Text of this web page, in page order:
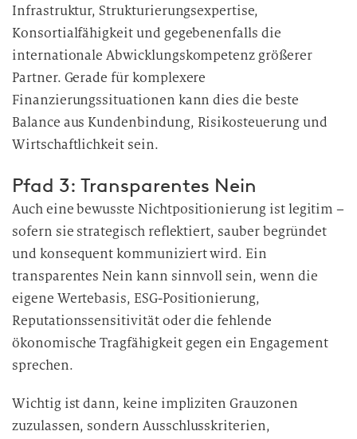
Infrastruktur, Strukturierungsexpertise,
Konsortialfähigkeit und gegebenenfalls die
internationale Abwicklungskompetenz größerer
Partner. Gerade für komplexere
Finanzierungssituationen kann dies die beste
Balance aus Kundenbindung, Risikosteuerung und
Wirtschaftlichkeit sein.
Pfad 3: Transparentes Nein
Auch eine bewusste Nichtpositionierung ist legitim –
sofern sie strategisch reflektiert, sauber begründet
und konsequent kommuniziert wird. Ein
transparentes Nein kann sinnvoll sein, wenn die
eigene Wertebasis, ESG-Positionierung,
Reputationssensitivität oder die fehlende
ökonomische Tragfähigkeit gegen ein Engagement
sprechen.
Wichtig ist dann, keine impliziten Grauzonen
zuzulassen, sondern Ausschlusskriterien,